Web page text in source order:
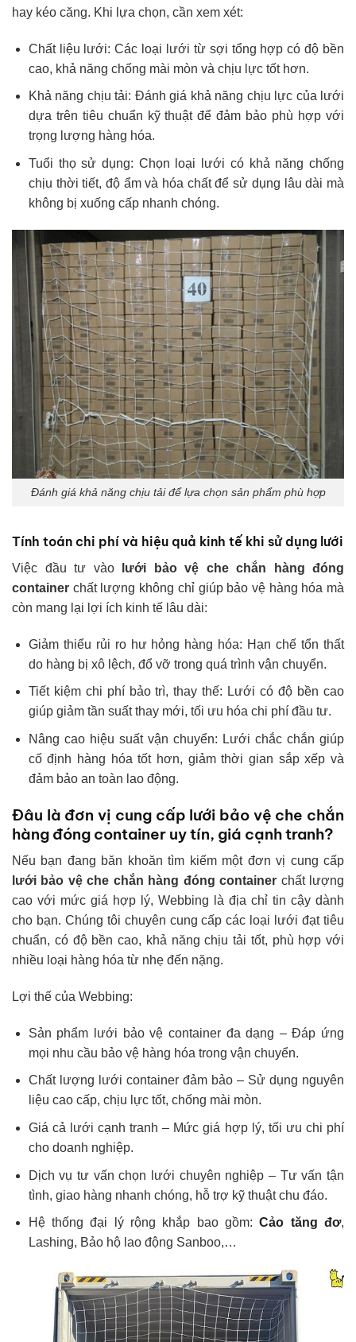
hay kéo căng. Khi lựa chọn, cần xem xét:
Chất liệu lưới: Các loại lưới từ sợi tổng hợp có độ bền
cao, khả năng chống mài mòn và chịu lực tốt hơn.
Khả năng chịu tải: Đánh giá khả năng chịu lực của lưới
dựa trên tiêu chuẩn kỹ thuật để đảm bảo phù hợp với
trọng lượng hàng hóa.
Tuổi thọ sử dụng: Chọn loại lưới có khả năng chống
chịu thời tiết, độ ẩm và hóa chất để sử dụng lâu dài mà
không bị xuống cấp nhanh chóng.
Đánh giá khả năng chịu tải để lựa chọn sản phẩm phù hợp
Tính toán chi phí và hiệu quả kinh tế khi sử dụng lưới
Việc đầu tư vào
lưới bảo vệ che chắn hàng đóng
container chất lượng không chỉ giúp bảo vệ hàng hóa mà
còn mang lại lợi ích kinh tế lâu dài:
Giảm thiểu rủi ro hư hỏng hàng hóa: Hạn chế tổn thất
do hàng bị xô lệch, đổ vỡ trong quá trình vận chuyển.
Tiết kiệm chi phí bảo trì, thay thế: Lưới có độ bền cao
giúp giảm tần suất thay mới, tối ưu hóa chi phí đầu tư.
Nâng cao hiệu suất vận chuyển: Lưới chắc chắn giúp
cố định hàng hóa tốt hơn, giảm thời gian sắp xếp và
đảm bảo an toàn lao động.
Đâu là đơn vị cung cấp lưới bảo vệ che chắn
hàng đóng container uy tín, giá cạnh tranh?
Nếu bạn đang băn khoăn tìm kiếm một đơn vị cung cấp
lưới bảo vệ che chắn hàng đóng container chất lượng
cao với mức giá hợp lý, Webbing là địa chỉ tin cậy dành
cho bạn. Chúng tôi chuyên cung cấp các loại lưới đạt tiêu
chuẩn, có độ bền cao, khả năng chịu tải tốt, phù hợp với
nhiều loại hàng hóa từ nhẹ đến nặng.
Lợi thế của Webbing:
Sản phẩm lưới bảo vệ container đa dạng – Đáp ứng
mọi nhu cầu bảo vệ hàng hóa trong vận chuyển.
Chất lượng lưới container đảm bảo – Sử dụng nguyên
liệu cao cấp, chịu lực tốt, chống mài mòn.
Giá cả lưới cạnh tranh – Mức giá hợp lý, tối ưu chi phí
cho doanh nghiệp.
Dịch vụ tư vấn chọn lưới chuyên nghiệp – Tư vấn tận
tình, giao hàng nhanh chóng, hỗ trợ kỹ thuật chu đáo.
Hệ thống đại lý rộng khắp bao gồm:Cảo tăng đơ,
Lashing, Bảo hộ lao động Sanboo,…